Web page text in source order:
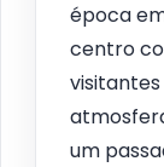
época
centro
um